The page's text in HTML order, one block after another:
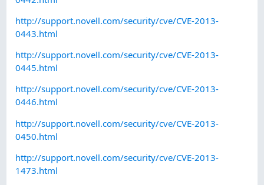
http://support.novell.com/security/cve/CVE-2013-
0443.html
http://support.novell.com/security/cve/CVE-2013-
0445.html
http://support.novell.com/security/cve/CVE-2013-
0446.html
http://support.novell.com/security/cve/CVE-2013-
0450.html
http://support.novell.com/security/cve/CVE-2013-
1473.html